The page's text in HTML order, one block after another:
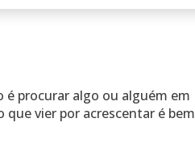
é procurar algo ou alguém em
vier por acrescentar é bem